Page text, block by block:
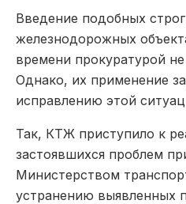
Введение подобных
железнодорожных
времени прокуратурой
Однако, их применение
исправлению этой
Так, КТЖ приступило к
застоявшихся проблем
Министерством
устранению выявленных